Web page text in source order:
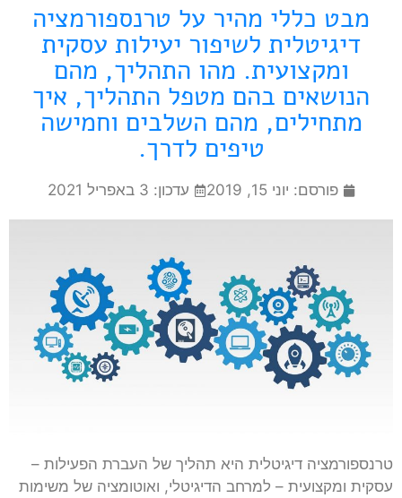
מבט כללי מהיר על טרנספורמציה
דיגיטלית לשיפור יעילות עסקית
ומקצועית. מהו התהליך, מהם
הנושאים בהם מטפל התהליך, איך
מתחילים, מהם השלבים וחמישה
טיפים לדרך.
פורסם: יוני 15, 2019 עדכון: 3 באפריל 2021
טרנספורמציה דיגיטלית היא תהליך של העברת הפעילות –
עסקית ומקצועית – למרחב הדיגיטלי, ואוטומציה של משימות